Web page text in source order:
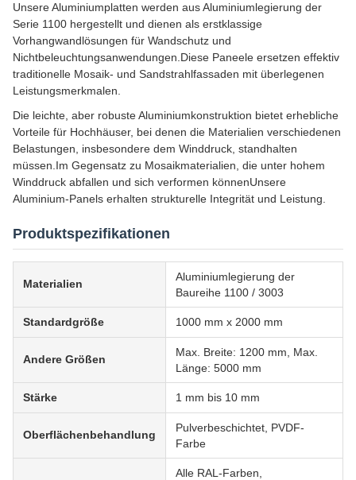
Unsere Aluminiumplatten werden aus Aluminiumlegierung der
Serie 1100 hergestellt und dienen als erstklassige
Vorhangwandlösungen für Wandschutz und
Nichtbeleuchtungsanwendungen.Diese Paneele ersetzen effektiv
traditionelle Mosaik- und Sandstrahlfassaden mit überlegenen
Leistungsmerkmalen.
Die leichte, aber robuste Aluminiumkonstruktion bietet erhebliche
Vorteile für Hochhäuser, bei denen die Materialien verschiedenen
Belastungen, insbesondere dem Winddruck, standhalten
müssen.Im Gegensatz zu Mosaikmaterialien, die unter hohem
Winddruck abfallen und sich verformen könnenUnsere
Aluminium-Panels erhalten strukturelle Integrität und Leistung.
Produktspezifikationen
Materialien
Aluminiumlegierung der
Baureihe 1100 / 3003
Standardgröße 1000 mm x 2000 mm
Andere Größen
Max. Breite: 1200 mm, Max.
Länge: 5000 mm
Stärke 1 mm bis 10 mm
Oberflächenbehandlung
Pulverbeschichtet, PVDF-
Farbe
Alle RAL-Farben,